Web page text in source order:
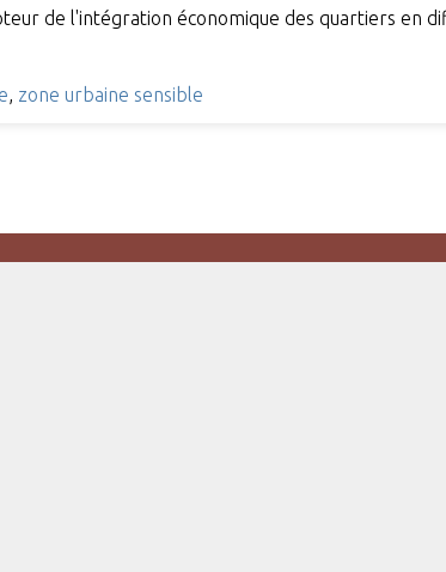
de l'intégration économique des quartiers en
, zone urbaine sensible